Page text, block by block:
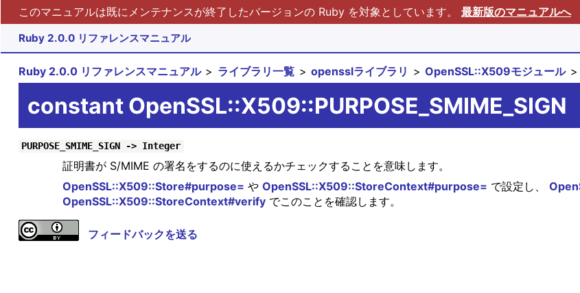
このマニュアルは既にメンテナンスが終了したバージョンの Ruby を対象としています。 最新版のマニュアルへ
Ruby 2.0.0 リファレンスマニュアル
Ruby 2.0.0 リファレンスマニュアル ライブラリ一覧 opensslライブラリ OpenSSL::X509モジュール
constant OpenSSL::X509::PURPOSE_SMIME_SIGN
PURPOSE_SMIME_SIGN -> Integer
証明書が S/MIME の署名をするのに使えるかチェックすることを意味します。
OpenSSL::X509::Store#purpose= や OpenSSL::X509::StoreContext#purpose= で設定し、
OpenSSL::X509::StoreContext#verifyでこのことを確認します。
フィードバックを送る